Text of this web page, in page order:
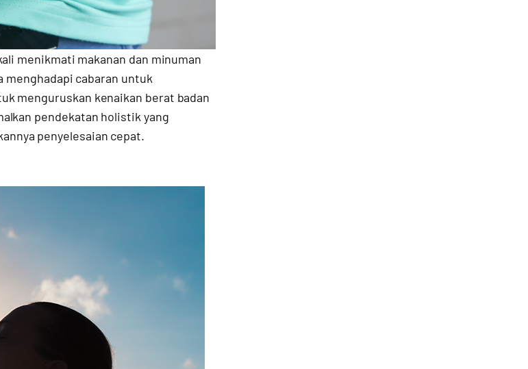
menikmati makanan dan minuman
menghadapi cabaran untuk
menguruskan kenaikan berat badan
pendekatan holistik yang
penyelesaian cepat.